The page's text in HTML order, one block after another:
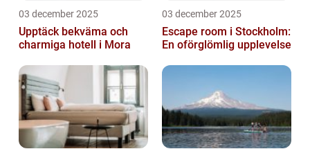
03 december 2025
Upptäck bekväma och
charmiga hotell i Mora
03 december 2025
Escape room i Stockholm:
En oförglömlig upplevelse